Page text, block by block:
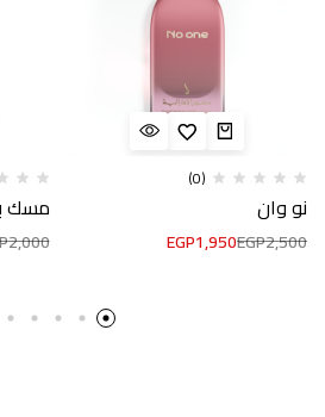
(0)
نو وان
EGP2,500
EGP1,950
مسك
2,000